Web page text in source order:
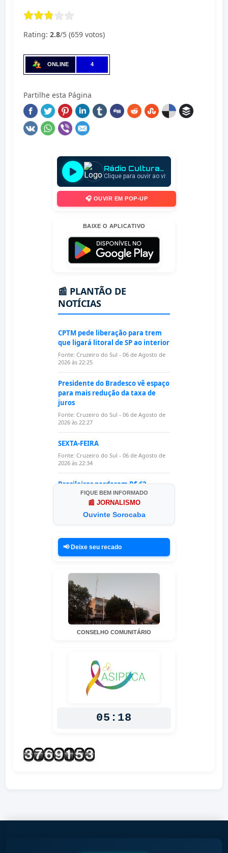
Rating:2.8/5 (659 votos)
ONLINE 4
Partilhe esta Página
🎧 OUVIR EM POP-UP
BAIXE O APLICATIVO
FIQUE BEM INFORMADO
📰 JORNALISMO
Ouvinte Sorocaba
📢 Deixe seu recado
CONSELHO COMUNITÁRIO
05:18